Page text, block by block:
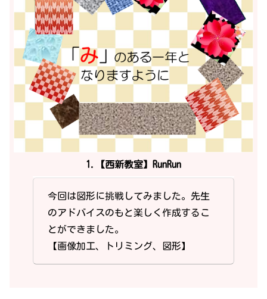
1.【西新教室】RunRun
今回は図形に挑戦してみました。先生
のアドバイスのもと楽しく作成するこ
とができました。
【画像加工、トリミング、図形】